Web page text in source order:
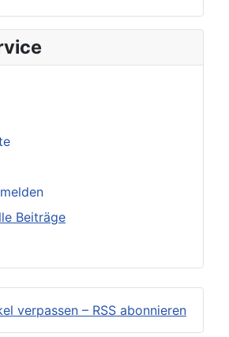
Beiträge
verpassen – RSS abonnieren